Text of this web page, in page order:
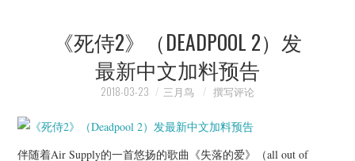
《死侍2》（DEADPOOL 2）发
最新中文加料预告
2018-03-23 三月鸟 撰写评论
伴随着Air Supply的一首悠扬的歌曲《失落的爱》（all out of